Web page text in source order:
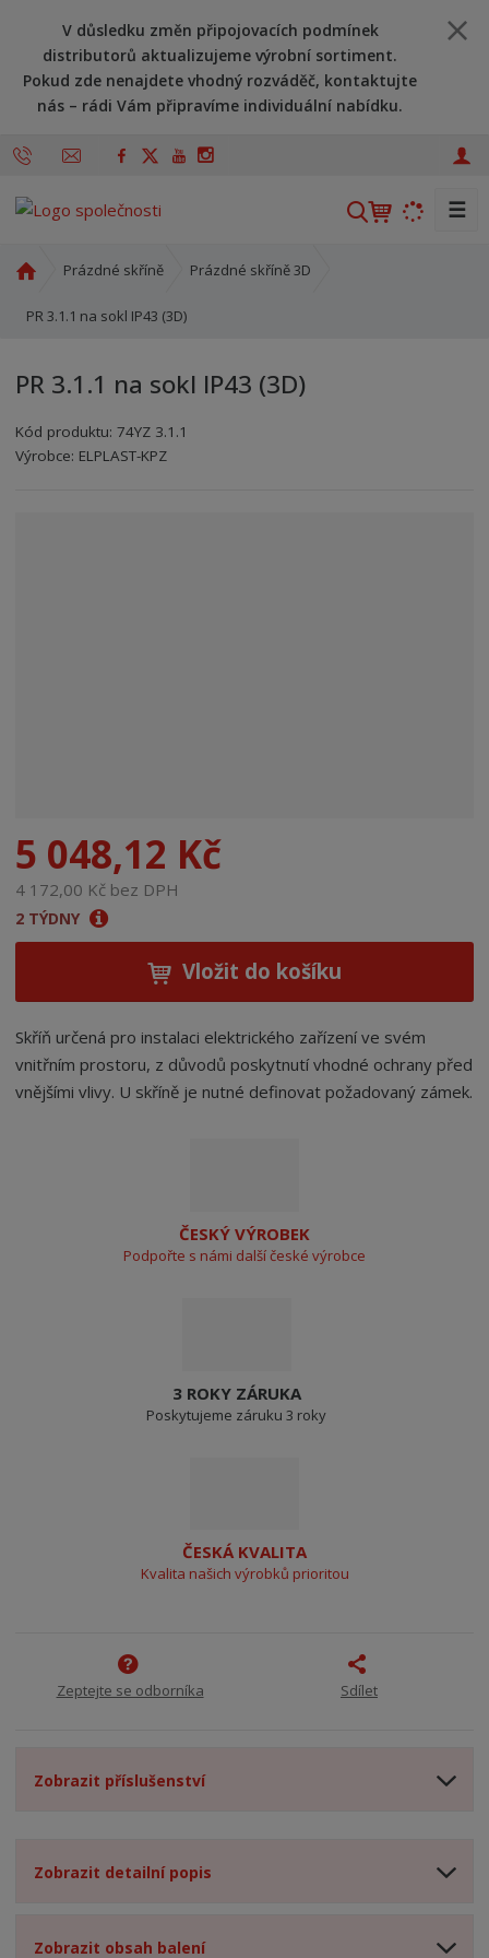
V důsledku změn připojovacích podmínek
distributorů aktualizujeme výrobní sortiment.
Pokud zde nenajdete vhodný rozváděč, kontaktujte
nás – rádi Vám připravíme individuální nabídku.
V
☰
o
í
t
r
Prázdné skříně Prázdné skříně 3D
PR 3.1.1 na sokl IP43 (3D)
PR 3.1.1 na sokl IP43 (3D)
Kód produktu:74YZ 3.1.1
Kód výrobce: 8595208606083
Kód dodavatele:8595208606083
Výrobce: ELPLAST-KPZ
5 048,12 Kč
4 172,00 Kč bez DPH
2 TÝDNY
Vložit do košíku
Skříň určená pro instalaci elektrického zařízení ve svém
vnitřním prostoru, z důvodů poskytnutí vhodné ochrany před
vnějšími vlivy. U skříně je nutné definovat požadovaný zámek.
ČESKÝ VÝROBEK
Podpořte s námi další české výrobce
3 ROKY ZÁRUKA
Poskytujeme záruku 3 roky
ČESKÁ KVALITA
Kvalita našich výrobků prioritou
Zeptejte se odborníka Sdílet
Zobrazit příslušenství
Zobrazit detailní popis
Zobrazit obsah balení